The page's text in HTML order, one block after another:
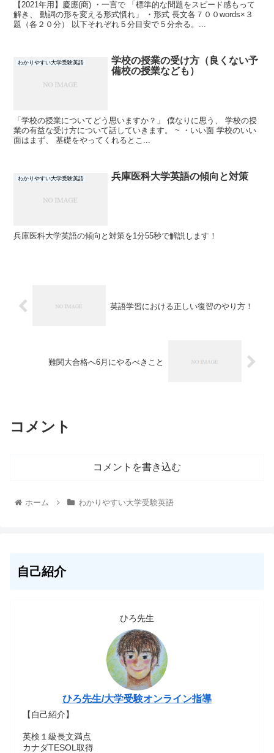
【2021年用】慶應(商) ・一言で 「標準的な問題をスピード感もって
解き、 動詞の形を変える形式慣れ」 ・形式 長文各７００words×３
題（各２０分） 以下それぞれ５分目安で５分余る。...
わかりやすい大学受験英語
学校の授業の受け方（良くない予
備校の授業なども）
「学校の授業についてどう思いますか？」 僕なりに思う、 学校の授
業の有益な受け方について話していきます。 ~ ・いい面 学校のいい
面はまず、 基礎をやってくれるとこ...
わかりやすい大学受験英語 兵庫医科大学英語の傾向と対策
兵庫医科大学英語の傾向と対策を1分55秒で解説します！
英語学習における正しい復習のやり方！
難関大合格へ6月にやるべきこと
コメント
コメントを書き込む
ホーム わかりやすい大学受験英語
自己紹介
ひろ先生
ひろ先生/大学受験オンライン指導
【自己紹介】
英検１級長文満点
カナダTESOL取得